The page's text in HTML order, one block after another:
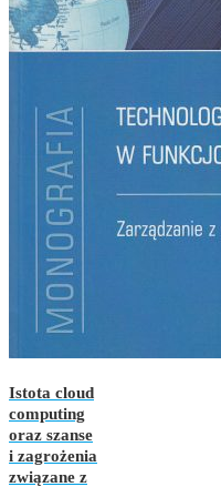
Istota cloud
computing
oraz szanse
i zagrożenia
związane z